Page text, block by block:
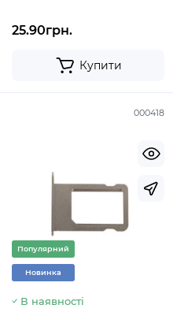
25.90грн.
Купити
000418
Популярний
Новинка
В наявності